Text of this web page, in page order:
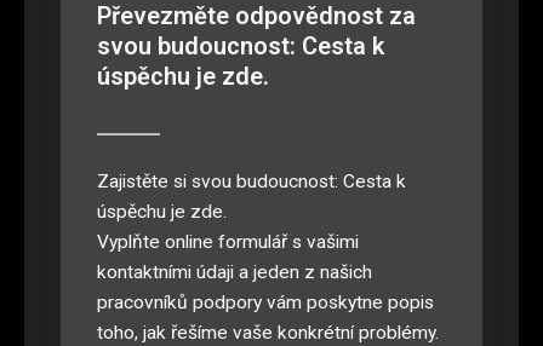
Převezměte odpovědnost za
svou budoucnost: Cesta k
úspěchu je zde.
Zajistěte si svou budoucnost: Cesta k
úspěchu je zde.
Vyplňte online formulář s vašimi
kontaktními údaji a jeden z našich
pracovníků podpory vám poskytne popis
toho, jak řešíme vaše konkrétní problémy.